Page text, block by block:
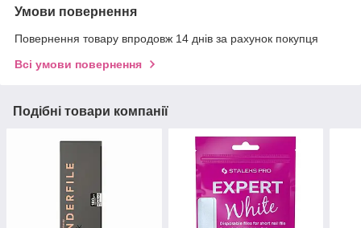
Умови повернення
Повернення товару впродовж 14 днів за рахунок покупця
Всі умови повернення
Подібні товари компанії